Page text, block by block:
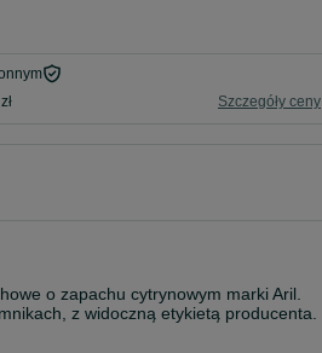
Szczegóły ceny
o zapachu cytrynowym marki Aril.
z widoczną etykietą producenta.